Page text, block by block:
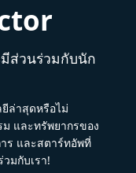
ส่วนร่วมกับนัก
ล่าสุดหรือไม่
และทรัพยากรของ
ร และสตาร์ทอัพที่
มกับเรา!